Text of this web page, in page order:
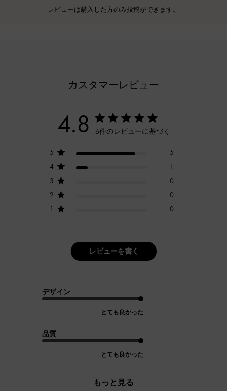
レビューは購入した方のみ投稿ができます。
カスタマーレビュー
4.8 6件のレビューに基づく
5
5
4
1
3
0
2
0
1
0
レビューを書く
デザイン
とても良かった
品質
とても良かった
もっと見る